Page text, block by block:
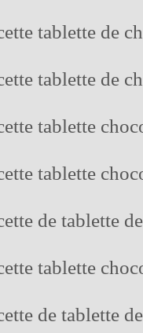
tablette de
tablette de
tablette
tablette
de tablette
tablette
de tablette